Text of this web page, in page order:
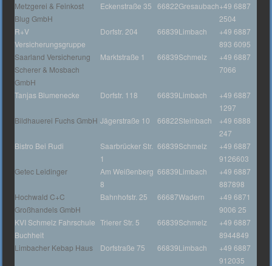
Metzgerei & Feinkost
Blug GmbH
Eckenstraße 35 66822Gresaubach+49 6887
2504
R+V
Versicherungsgruppe
Dorfstr. 204 66839Limbach
+49 6887
893 6095
Saarland Versicherung
Scherer & Mosbach
GmbH
Marktstraße 1 66839Schmelz
+49 6887
7066
Tanjas Blumenecke Dorfstr. 118 66839Limbach
+49 6887
1297
Bildhauerei Fuchs GmbH Jägerstraße 10 66822Steinbach
+49 6888
247
Bistro Bei Rudi
Saarbrücker Str.
1
66839Schmelz
+49 6887
9126603
Getec Leidinger
Am Weißenberg
8
66839Limbach
+49 6887
887898
Hochwald C+C
Großhandels GmbH
Bahnhofstr. 25 66687Wadern
+49 6871
9006 25
KVI Schmelz Fahrschule
Buchheit
Trierer Str. 5 66839Schmelz
+49 6887
8944849
Limbacher Kebap Haus
Dorfstraße 75 66839Limbach
+49 6887
912035